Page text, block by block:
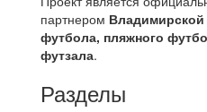
партнером
футбола, пляжного
футзала.
Разделы